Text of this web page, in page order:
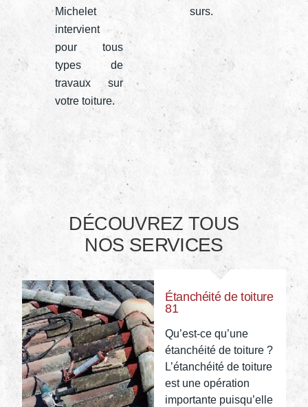
Michelet
intervient
pour tous
types de
travaux sur
votre toiture.
surs.
DÉCOUVREZ TOUS
NOS SERVICES
Étanchéité de toiture
81
Qu’est-ce qu’une
étanchéité de toiture ?
L’étanchéité de toiture
est une opération
importante puisqu’elle